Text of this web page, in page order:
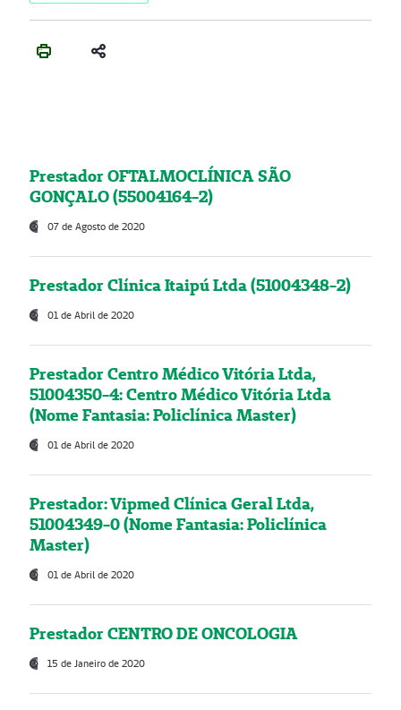
Prestador OFTALMOCLÍNICA SÃO
GONÇALO (55004164-2)
07 de Agosto de 2020
Prestador Clínica Itaipú Ltda (51004348-2)
01 de Abril de 2020
Prestador Centro Médico Vitória Ltda,
51004350-4: Centro Médico Vitória Ltda
(Nome Fantasia: Policlínica Master)
01 de Abril de 2020
Prestador: Vipmed Clínica Geral Ltda,
51004349-0 (Nome Fantasia: Policlínica
Master)
01 de Abril de 2020
Prestador CENTRO DE ONCOLOGIA
15 de Janeiro de 2020